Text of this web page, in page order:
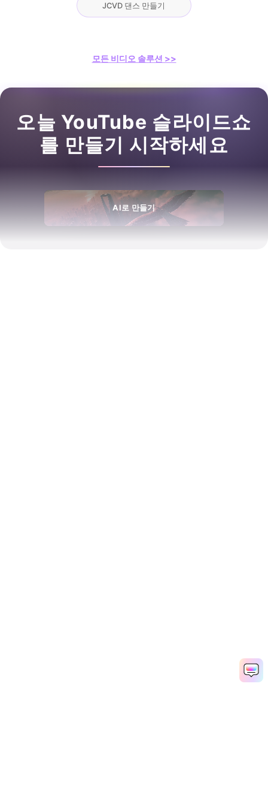
JCVD 댄스 만들기
모든 비디오 솔루션 >>
오늘 YouTube 슬라이드쇼
를 만들기 시작하세요
AI로 만들기